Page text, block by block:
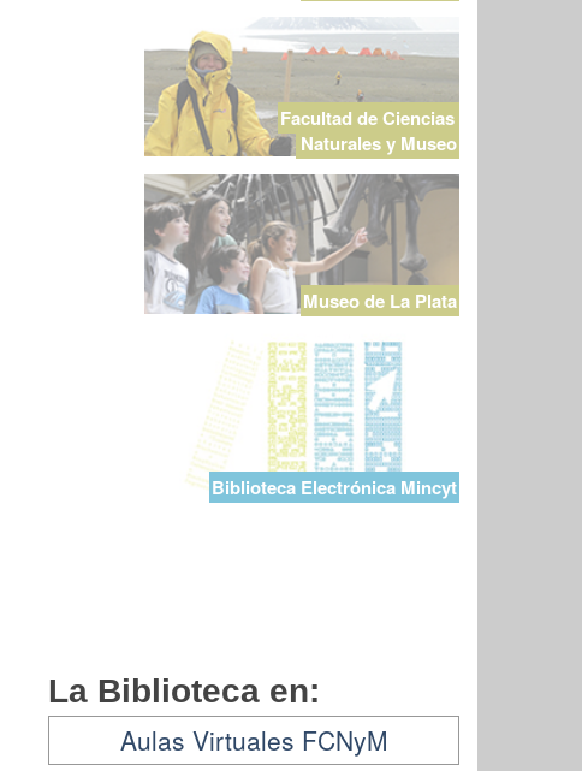
Facultad de Ciencias
Naturales y Museo
Museo de La Plata
Biblioteca Electrónica Mincyt
La Biblioteca en:
Aulas Virtuales FCNyM